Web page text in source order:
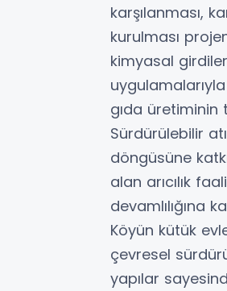
karşılanması,
kurulması
kimyasal
gıda üretiminin
Sürdürülebilir
döngüsüne
alan arıcılık
devamlılığına
Köyün kütük
çevresel
yapılar